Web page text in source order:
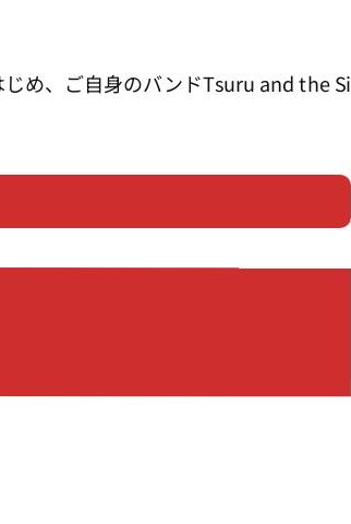
め、ご自身のバンドTsuru and the Si